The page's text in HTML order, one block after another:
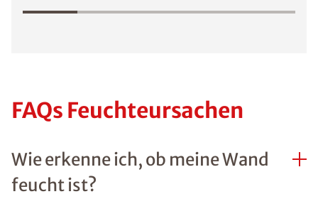
FAQs Feuchteursachen
Wie erkenne ich, ob meine Wand
feucht ist?